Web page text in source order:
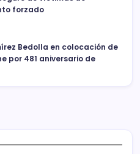
forzado
Bedolla en colocación de
por 481 aniversario de